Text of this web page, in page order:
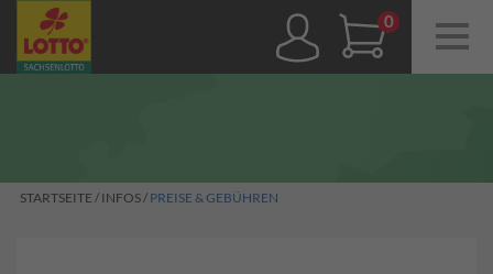
0,00 €
STARTSEITE / INFOS/ PREISE & GEBÜHREN